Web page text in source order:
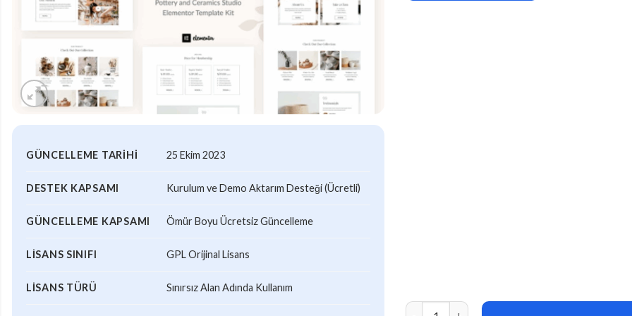
GÜNCELLEME TARIHI 25 Ekim 2023
DESTEK KAPSAMI Kurulum ve Demo Aktarım Desteği (Ücretli)
GÜNCELLEME KAPSAMI Ömür Boyu Ücretsiz Güncelleme
LISANS SINIFI GPL Orijinal Lisans
LISANS TÜRÜ Sınırsız Alan Adında Kullanım
Klay – Pottery and Ceramics Studio Elementor